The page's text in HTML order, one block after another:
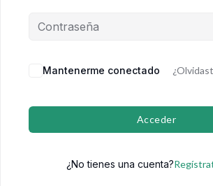
Mantenerme conectado
Acceder
¿No tienes una cuenta?